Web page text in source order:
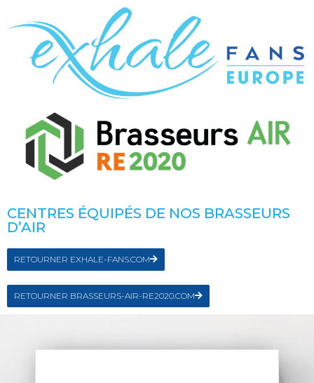
CENTRES ÉQUIPÉS DE NOS BRASSEURS
D’AIR
RETOURNER EXHALE-FANS.COM
RETOURNER BRASSEURS-AIR-RE2020.COM